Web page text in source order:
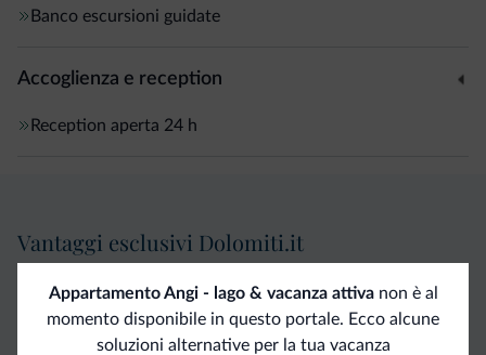
Banco escursioni guidate
Accoglienza e reception
Reception aperta 24 h
Appartamento Angi - lago & vacanza attivanon è al
momento disponibile in questo portale. Ecco alcune
soluzioni alternative per la tua vacanza
Vantaggi esclusivi Dolomiti.it
Contatto
Tariffe
vantaggiose
Richieste non